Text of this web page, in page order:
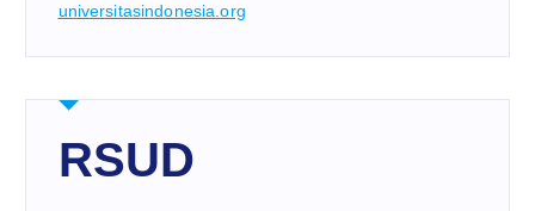
universitasindonesia.org
RSUD